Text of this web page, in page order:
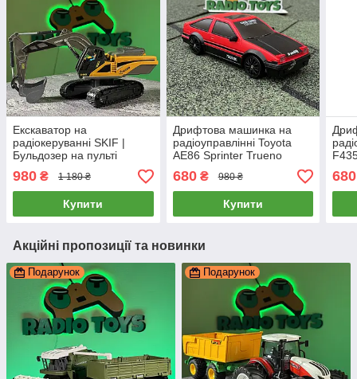
Екскаватор на
радіокеруванні SKIF |
Бульдозер на пульті
управління | Екскаватор
на радіоуправлінні
980 ₴ 1 180 ₴
Купити
Дрифтова машинка на
радіоуправлінні Toyota
AE86 Sprinter Trueno
Червона | Машинка для
дрифту на пульті
управління | Дрифт
680₴ 980 ₴
Купити
680
Акційні пропозиції та новинки
Подарунок Подарунок